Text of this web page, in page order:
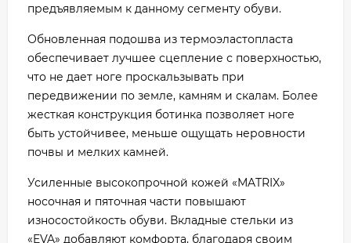
предъявляемым к данному сегменту обуви.
Обновленная подошва из термоэластопласта
обеспечивает лучшее сцепление с поверхностью,
что не дает ноге проскальзывать при
передвижении по земле, камням и скалам. Более
жесткая конструкция ботинка позволяет ноге
быть устойчивее, меньше ощущать неровности
почвы и мелких камней.
Усиленные высокопрочной кожей «MATRIX»
носочная и пяточная части повышают
износостойкость обуви. Вкладные стельки из
«EVA» добавляют комфорта, благодаря своим